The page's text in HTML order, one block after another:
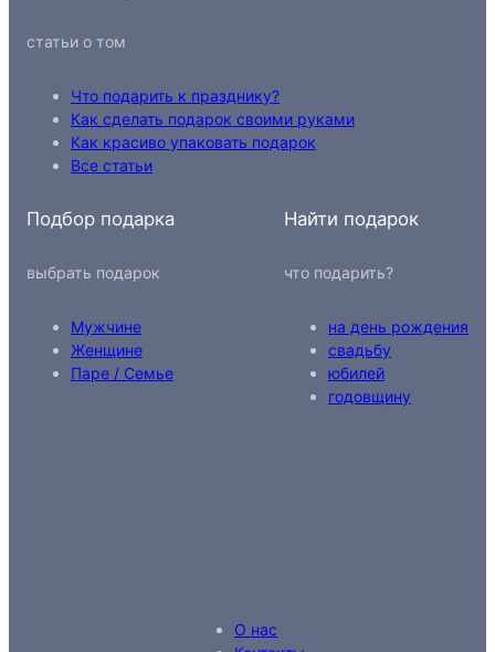
статьи о том
Что подарить к празднику?
Как сделать подарок своими руками
Как красиво упаковать подарок
Все статьи
Подбор подарка
выбрать подарок
Мужчине
Женщине
Паре / Семье
Найти подарок
что подарить?
на день рождения
свадьбу
юбилей
годовщину
О нас